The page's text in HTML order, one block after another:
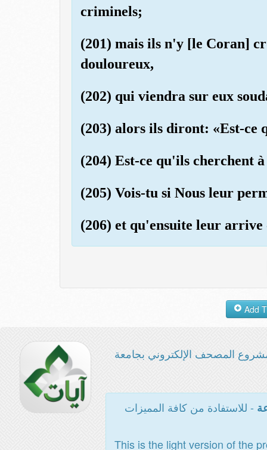
criminels;
(201) mais ils n'y [le Coran]
douloureux,
(202) qui viendra sur eux
(203) alors ils diront: «Est-ce
(204) Est-ce qu'ils cherchent
(205) Vois-tu si Nous leur
(206) et qu'ensuite leur arrive
المصحف الإلكتروني بجامعة
- للاستفادة من كافة المميزات
This is the light version of the